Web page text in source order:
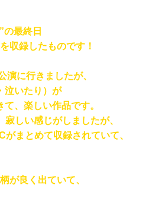
の最終日
収録したものです！
演に行きましたが、
泣いたり）が
、楽しい作品です。
しい感じがしましたが、
まとめて収録されていて、
が良く出ていて、